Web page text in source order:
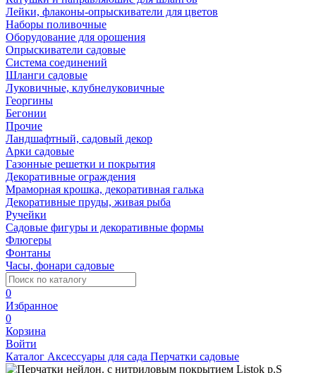
Лейки, флаконы-опрыскиватели для цветов
Наборы поливочные
Оборудование для орошения
Опрыскиватели садовые
Система соединений
Шланги садовые
Луковичные, клубнелуковичные
Георгины
Бегонии
Прочие
Ландшафтный, садовый декор
Арки садовые
Газонные решетки и покрытия
Декоративные ограждения
Мраморная крошка, декоративная галька
Декоративные пруды, живая рыба
Ручейки
Садовые фигуры и декоративные формы
Флюгеры
Фонтаны
Часы, фонари садовые
0
Избранное
0
Корзина
Войти
Каталог Аксессуары для сада Перчатки садовые